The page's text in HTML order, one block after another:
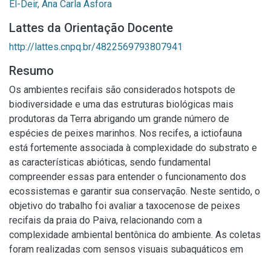
El-Deir, Ana Carla Asfora
Lattes da Orientação Docente
http://lattes.cnpq.br/4822569793807941
Resumo
Os ambientes recifais são considerados hotspots de
biodiversidade e uma das estruturas biológicas mais
produtoras da Terra abrigando um grande número de
espécies de peixes marinhos. Nos recifes, a ictiofauna
está fortemente associada à complexidade do substrato e
as características abióticas, sendo fundamental
compreender essas para entender o funcionamento dos
ecossistemas e garantir sua conservação. Neste sentido, o
objetivo do trabalho foi avaliar a taxocenose de peixes
recifais da praia do Paiva, relacionando com a
complexidade ambiental bentônica do ambiente. As coletas
foram realizadas com sensos visuais subaquáticos em